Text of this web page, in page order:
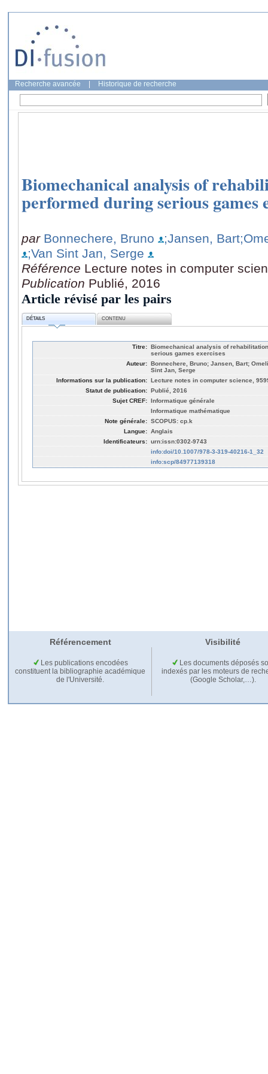
Recherche avancée Historique de recherche
Biomechanical analysis of
performed during serious games
par Bonnechere, Bruno ;Jansen, Bart
;Van Sint Jan, Serge
Référence Lecture notes in computer
Publication Publié, 2016
Article révisé par les pairs
DÉTAILS CONTENU
Titre: Biomechanical analysis of
serious games exercises
Auteur: Bonnechere, Bruno; Jansen, Bart;
Sint Jan, Serge
Informations sur la publication: Lecture notes in computer science,
Statut de publication: Publié, 2016
Sujet CREF: Informatique générale
Informatique mathématique
Note générale: SCOPUS: cp.k
Langue: Anglais
Identificateurs: urn:issn:0302-9743
info:doi/10.1007/978-3-319-40216-1_32
info:scp/84977139318
Référencement Visibilité
Les publications encodées
constituent la bibliographie académique
de l'Université.
Les documents déposés
indexés par les moteurs de
(Google Scholar,…).